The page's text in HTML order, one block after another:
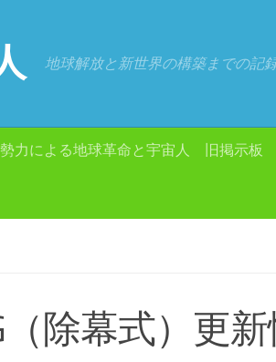
地球解放と新世界の構築までの記
力による地球革命と宇宙人 旧掲示板
（除幕式）更